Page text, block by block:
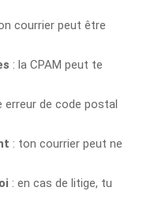
courrier peut être
: la CPAM peut te
erreur de code postal
: ton courrier peut ne
: en cas de litige, tu